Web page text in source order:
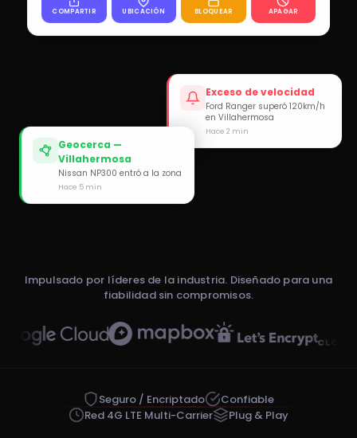
COMPARTIR UBICACIÓN BLOQUEAR APAGAR
Exceso de velocidad
Ford Ranger superó 120km/h
en Villahermosa
Hace 2 min
Geocerca —
Villahermosa
Nissan NP300 entró a la zona
Hace 5 min
Impulsado por líderes de la industria. Diseñado para una
fiabilidad sin compromisos.
Seguro / Encriptado
Confiable
Red 4G LTE Multi-Carrier
Plug & Play